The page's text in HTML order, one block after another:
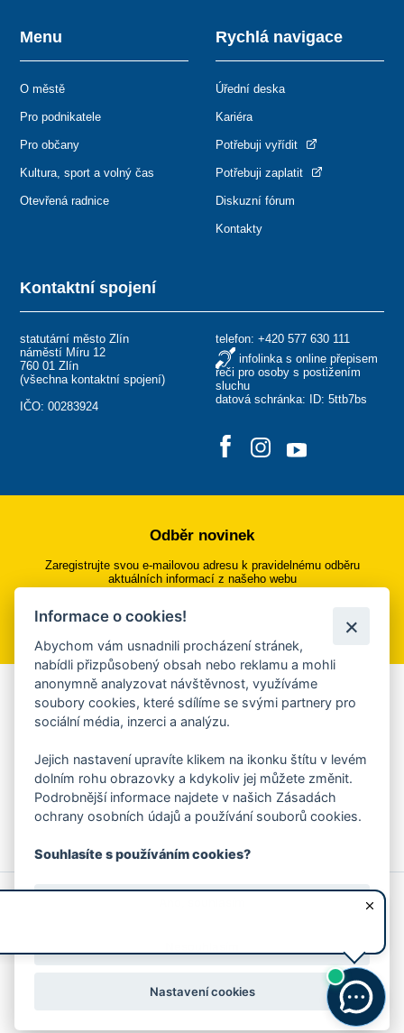
Kontaktní spojení
statutární město Zlín
náměstí Míru 12
760 01 Zlín
(všechna kontaktní spojení)
IČO: 00283924
telefon: +420 577 630 111
infolinka s online přepisem
řeči pro osoby s postižením
sluchu
datová schránka: ID: 5ttb7bs
Menu
O městě
Pro podnikatele
Pro občany
Kultura, sport a volný čas
Otevřená radnice
Rychlá navigace
Úřední deska
Kariéra
Potřebuji vyřídit
Potřebuji zaplatit
Diskuzní fórum
Kontakty
Odběr novinek
Zaregistrujte svou e-mailovou adresu k pravidelnému odběru
aktuálních informací z našeho webu
Přihlásit se k odběru
Aplikace Mobilní rozhlas
Chcete dostávat do svého mobilu či mailu upozornění na
ankety, pozvánky na kulturní a sportovní akce?
Více informací o aplikaci
© 2026 Magistrát města Zlína
Prohlášení o používání cookies
Informace o cookies!
Abychom vám usnadnili procházení stránek,
nabídli přizpůsobený obsah nebo reklamu a mohli
anonymně analyzovat návštěvnost, využíváme
soubory cookies, které sdílíme se svými partnery pro
sociální média, inzerci a analýzu.
Jejich nastavení upravíte klikem na ikonku štítu v levém
dolním rohu obrazovky a kdykoliv jej můžete změnit.
Podrobnější informace najdete v našich Zásadách
ochrany osobních údajů a používání souborů cookies.
Souhlasíte s používáním cookies?
Nastavení cookies